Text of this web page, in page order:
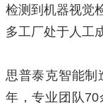
检测到机器视觉
多工厂处于人工
思普泰克智能制
年，专业团队70